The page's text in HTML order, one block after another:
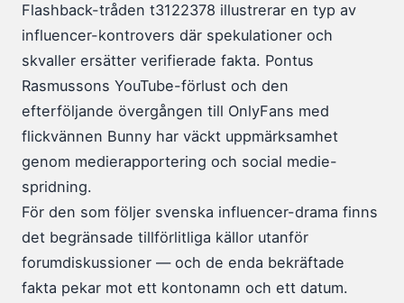
Flashback-tråden t3122378 illustrerar en typ av
influencer-kontrovers där spekulationer och
skvaller ersätter verifierade fakta. Pontus
Rasmussons YouTube-förlust och den
efterföljande övergången till OnlyFans med
flickvännen Bunny har väckt uppmärksamhet
genom medierapportering och social medie-
spridning.
För den som följer svenska influencer-drama finns
det begränsade tillförlitliga källor utanför
forumdiskussioner — och de enda bekräftade
fakta pekar mot ett kontonamn och ett datum.